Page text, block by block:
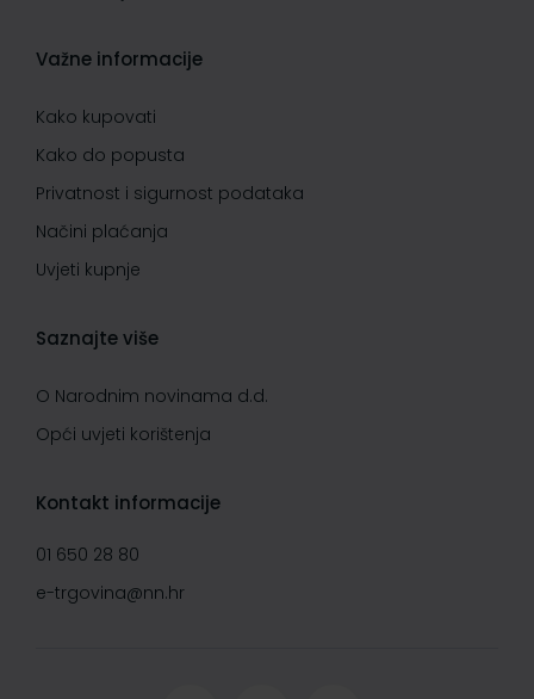
Važne informacije
Kako kupovati
Kako do popusta
Privatnost i sigurnost podataka
Načini plaćanja
Uvjeti kupnje
Saznajte više
O Narodnim novinama d.d.
Opći uvjeti korištenja
Kontakt informacije
01 650 28 80
e-trgovina@nn.hr